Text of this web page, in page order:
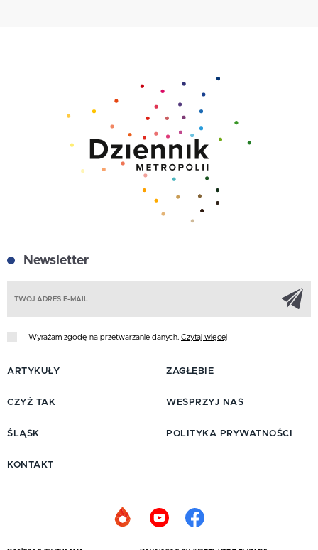
Newsletter
Wyrażam zgodę na przetwarzanie danych. Czytaj więcej
ARTYKUŁY
CZYŻ TAK
ŚLĄSK
ZAGŁĘBIE
WESPRZYJ NAS
POLITYKA PRYWATNOŚCI
KONTAKT